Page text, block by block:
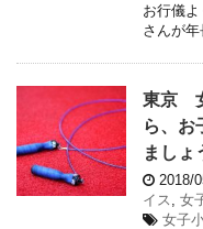
お行儀
さんが年
東京
ら、お
ましょ
2018/
イス
女
女子